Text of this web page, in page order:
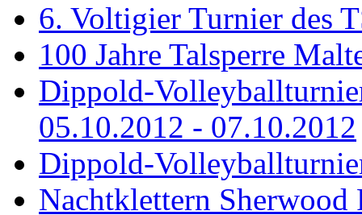
6. Voltigier Turnier des
100 Jahre Talsperre
Dippold-
05.10.2012 - 07.10.2012
Dippold-
Nachtklettern Sherwood